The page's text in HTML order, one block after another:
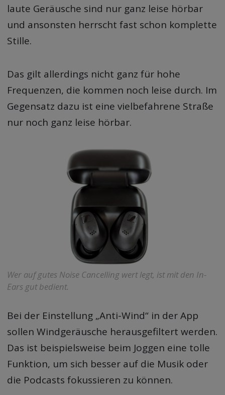
laute Geräusche sind nur ganz leise hörbar
und ansonsten herrscht fast schon komplette
Stille.
Das gilt allerdings nicht ganz für hohe
Frequenzen, die kommen noch leise durch. Im
Gegensatz dazu ist eine vielbefahrene Straße
nur noch ganz leise hörbar.
Wer auf gutes Noise Cancelling wert legt, ist mit den In-
Ears gut bedient.
Bei der Einstellung „Anti-Wind“ in der App
sollen Windgeräusche herausgefiltert werden.
Das ist beispielsweise beim Joggen eine tolle
Funktion, um sich besser auf die Musik oder
die Podcasts fokussieren zu können.